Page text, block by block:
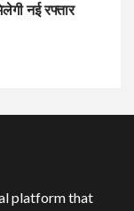
नई रफ्तार
platform that